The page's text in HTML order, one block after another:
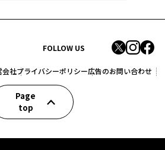
FOLLOW US
会社プライバシーポリシー広告のお問い合わせ
Page
top